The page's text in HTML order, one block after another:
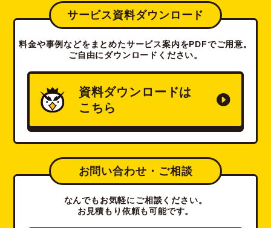
サービス資料ダウンロード
料金や事例などをまとめたサービス案内をPDFでご用意。
ご自由にダウンロードください。
資料ダウンロードは
こちら
お問い合わせ・ご相談
なんでもお気軽にご相談ください。
お見積もり依頼も可能です。